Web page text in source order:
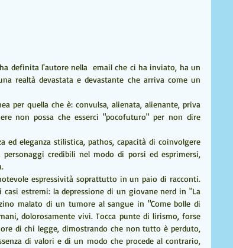
definita l'autore nella  email che ci ha inviato, ha un
realtà devastata e devastante che arriva come un
per quella che è: convulsa, alienata, alienante, priva
non possa che esserci "pocofuturo" per non dire
ed eleganza stilistica, pathos, capacità di coinvolgere
credibili nel modo di porsi ed esprimersi,
espressività soprattutto in un paio di racconti.
estremi: la depressione di un giovane nerd in "La
malato di un tumore al sangue in "Come bolle di
dolorosamente vivi. Tocca punte di lirismo, forse
di chi legge, dimostrando che non tutto è perduto,
di valori e di un modo che procede al contrario,